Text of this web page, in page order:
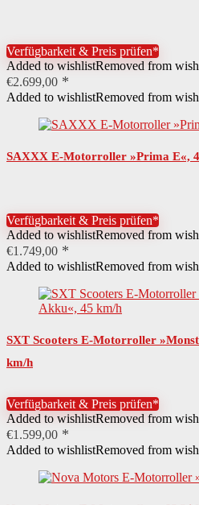
Anzahl Akkus 1 St.
Material Lenker Stahl
Akkukapazität 720000 mAh
Batterie-Akku-Technologie Blei-Gel
Material Schutzbleche Kunststoff
Material Räder
Material Lenkergriff Kunststoff
Farbe schwarz
Höchstgeschwindigkeit 45 km/h
Leistung Akku
Verfügbarkeit & Preis prüfen*
Added to wishlistRemoved from
€2.699,00
Added to wishlistRemoved from
SAXXX E-Motorroller »Prima E«,
Verfügbarkeit & Preis prüfen*
Added to wishlistRemoved from
€1.749,00
Added to wishlistRemoved from
SXT Scooters E-Motorroller
km/h
Verfügbarkeit & Preis prüfen*
Added to wishlistRemoved from
€1.599,00
Added to wishlistRemoved from